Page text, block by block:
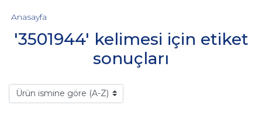
'3501944' kelimesi için etiket
sonuçları
Anasayfa